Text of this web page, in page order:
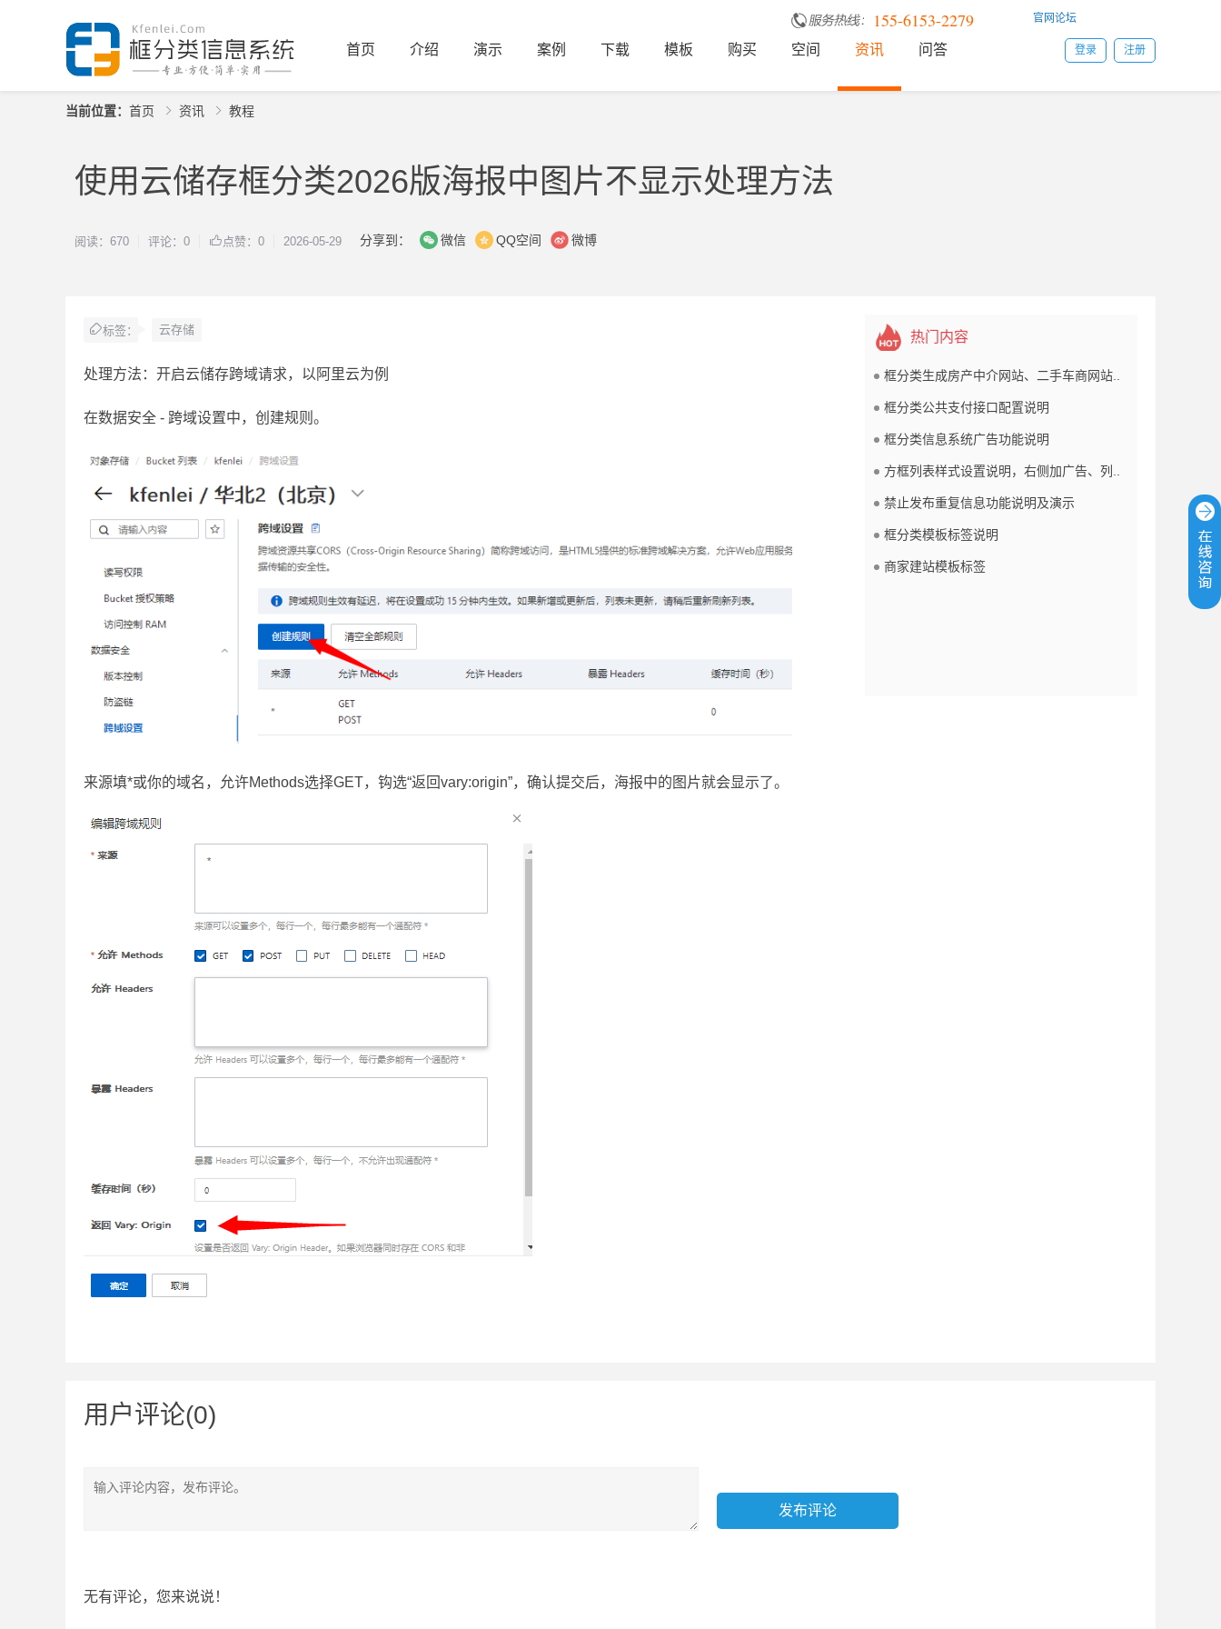
首页 介绍 演示 案例 下载 模板 购买 空间 资讯 问答 登录 注册
155-6153-2279 官网论坛
当前位置： 首页 资讯 教程
使用云储存框分类2026版海报中图片不显示处理方法
阅读：670 评论：0 点赞：0 2026-05-29 分享到： 微信 QQ空间 微博
标签： 云存储
处理方法：开启云储存跨域请求，以阿里云为例
在数据安全 - 跨域设置中，创建规则。
来源填*或你的域名，允许Methods选择GET，钩选“返回vary:origin”，确认提交后，海报中的图片就会显示了。
热门内容
框分类生成房产中介网站、二手车商网站..
框分类公共支付接口配置说明
框分类信息系统广告功能说明
方框列表样式设置说明，右侧加广告、列..
禁止发布重复信息功能说明及演示
框分类模板标签说明
商家建站模板标签
用户评论(0)
无有评论，您来说说！